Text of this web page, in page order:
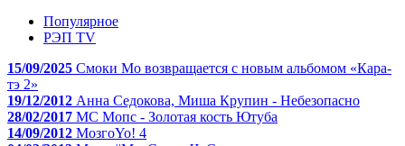
Популярное
РЭП TV
15/09/2025 Смоки Мо возвращается с новым альбомом «Кара-
тэ 2»
19/12/2012 Анна Седокова, Миша Крупин - Небезопасно
28/02/2017 МС Мопс - Золотая кость Ютуба
14/09/2012 МозгоYo! 4